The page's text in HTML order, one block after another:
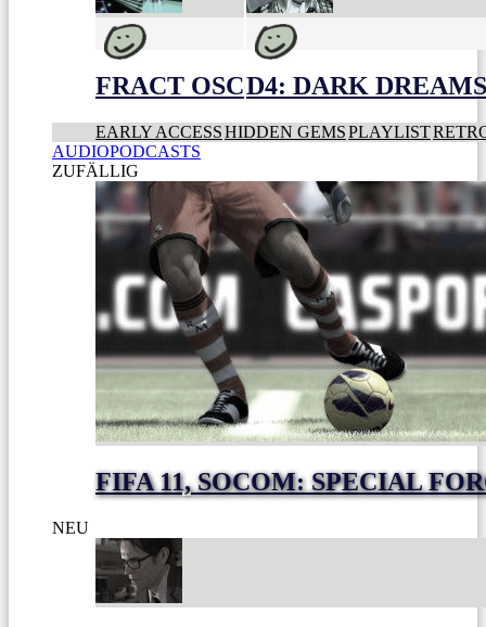
FRACT OSCD4: DARK
EARLY ACCESSHIDDEN GEMSPLAYLIST
AUDIOPODCASTS
ZUFÄLLIG
FIFA 11, SOCOM: SPECIAL
NEU